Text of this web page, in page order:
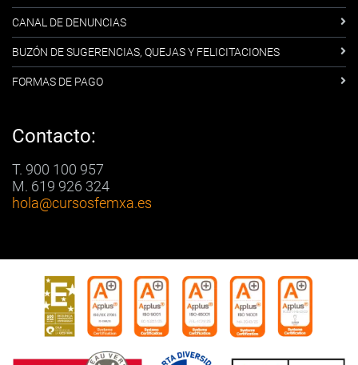
CANAL DE DENUNCIAS
BUZÓN DE SUGERENCIAS, QUEJAS Y FELICITACIONES
FORMAS DE PAGO
Contacto:
T. 900 100 957
M. 619 926 324
hola@cursosfemxa.es